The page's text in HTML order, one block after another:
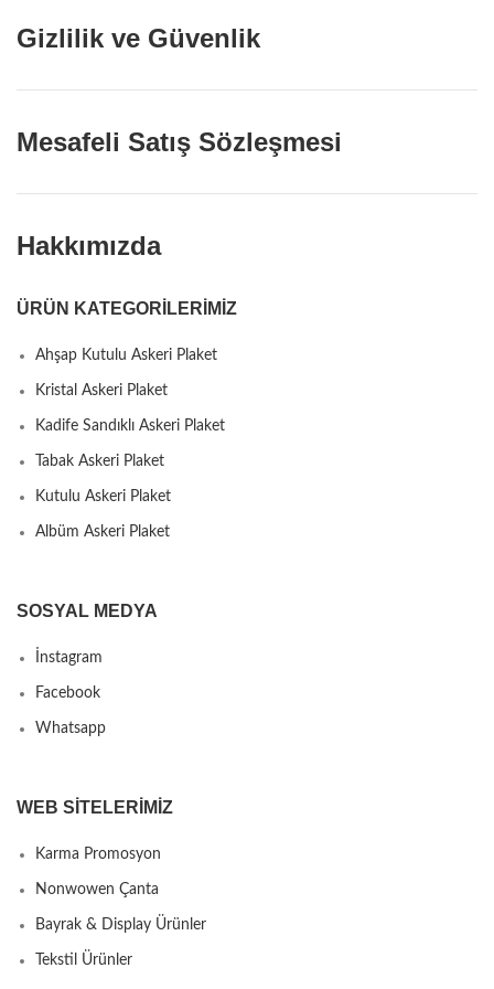
Gizlilik ve Güvenlik
Mesafeli Satış Sözleşmesi
Hakkımızda
ÜRÜN KATEGORILERIMIZ
Ahşap Kutulu Askeri Plaket
Kristal Askeri Plaket
Kadife Sandıklı Askeri Plaket
Tabak Askeri Plaket
Kutulu Askeri Plaket
Albüm Askeri Plaket
SOSYAL MEDYA
İnstagram
Facebook
Whatsapp
WEB SITELERIMIZ
Karma Promosyon
Nonwowen Çanta
Bayrak & Display Ürünler
Tekstil Ürünler